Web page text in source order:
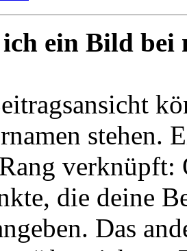
ein Bild bei
stehen.
verknüpft:
die deine
Das